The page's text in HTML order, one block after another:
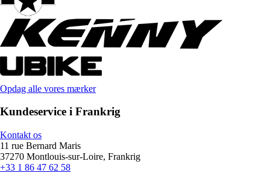
Opdag alle vores mærker
Kundeservice i Frankrig
Kontakt os
11 rue Bernard Maris
37270 Montlouis-sur-Loire, Frankrig
+33 1 86 47 62 58